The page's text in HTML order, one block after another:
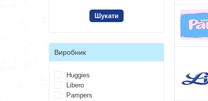
Виробник
Huggies
Libero
Pampers